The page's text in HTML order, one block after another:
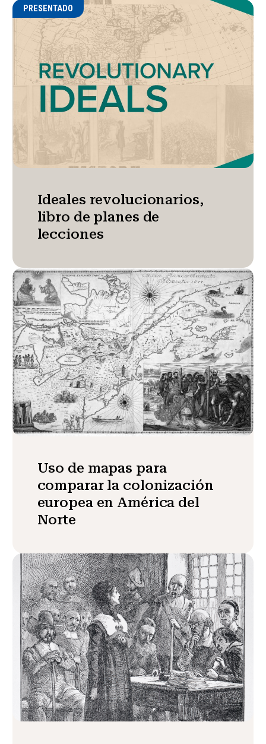
PRESENTADO
Ideales revolucionarios,
libro de planes de
lecciones
Uso de mapas para
comparar la colonización
europea en América del
Norte